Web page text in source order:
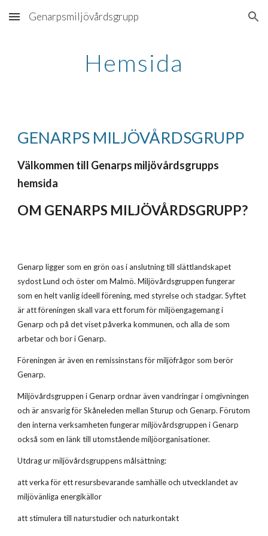
Skip to main content Skip to navigation
Genarpsmiljövårdsgrupp
Hemsida
GENARPS MILJÖVÅRDSGRUPP
Välkommen till Genarps miljövårdsgrupps
hemsida
OM GENARPS MILJÖVÅRDSGRUPP?
Genarp ligger som en grön oas i anslutning till slättlandskapet
sydost Lund och öster om Malmö. Miljövårdsgruppen fungerar
som en helt vanlig ideell förening, med styrelse och stadgar. Syftet
är att föreningen skall vara ett forum för miljöengagemang i
Genarp och på det viset påverka kommunen, och alla de som
arbetar och bor i Genarp.
Föreningen är även en remissinstans för miljöfrågor som berör
Genarp.
Miljövårdsgruppen i Genarp ordnar även vandringar i omgivningen
och är ansvarig för Skåneleden mellan Sturup och Genarp. Förutom
den interna verksamheten fungerar miljövårdsgruppen i Genarp
också som en länk till utomstående miljöorganisationer.
Utdrag ur miljövårdsgruppens målsättning:
att verka för ett resursbevarande samhälle och utvecklandet av
miljövänliga energikällor
att stimulera till naturstudier och naturkontakt